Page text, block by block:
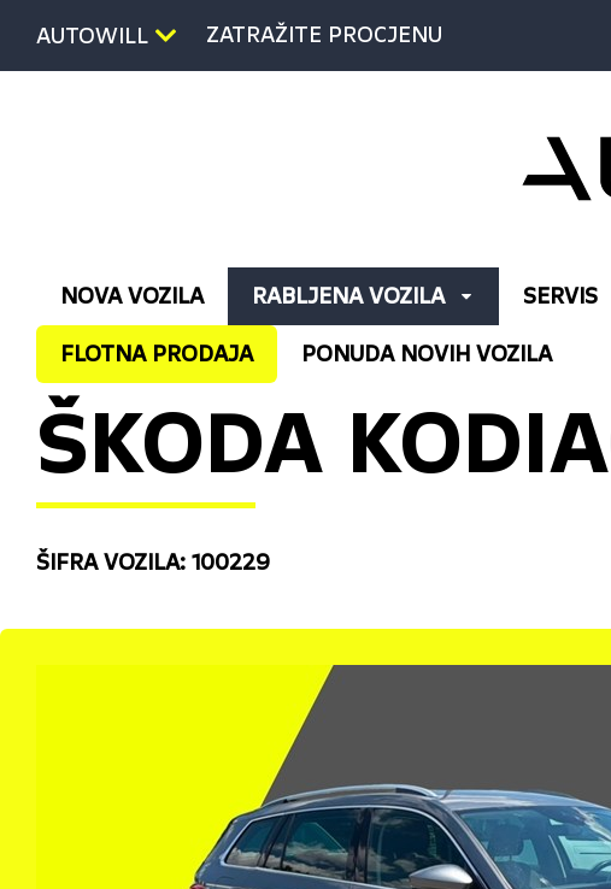
AUTOWILL ZATRAŽITE PROCJENU
NOVA VOZILA RABLJENA VOZILA SERVIS
FLOTNA PRODAJA
PONUDA NOVIH VOZILA
ŠKODA
ŠIFRA VOZILA: 100229